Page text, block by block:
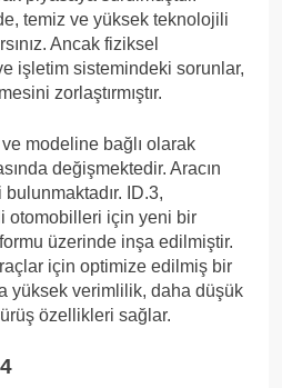
temiz ve yüksek teknolojili
Ancak fiziksel
işletim sistemindeki sorunlar,
zorlaştırmıştır.
ve modeline bağlı olarak
değişmektedir. Aracın
ID.3,
otomobilleri için yeni bir
üzerinde inşa edilmiştir.
için optimize edilmiş bir
yüksek verimlilik, daha düşük
özellikleri sağlar.